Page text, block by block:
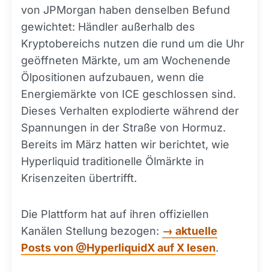
von JPMorgan haben denselben Befund
gewichtet: Händler außerhalb des
Kryptobereichs nutzen die rund um die Uhr
geöffneten Märkte, um am Wochenende
Ölpositionen aufzubauen, wenn die
Energiemärkte von ICE geschlossen sind.
Dieses Verhalten explodierte während der
Spannungen in der Straße von Hormuz.
Bereits im März hatten wir berichtet, wie
Hyperliquid traditionelle Ölmärkte in
Krisenzeiten übertrifft.
Die Plattform hat auf ihren offiziellen
Kanälen Stellung bezogen: → aktuelle
Posts von @HyperliquidX auf X lesen.